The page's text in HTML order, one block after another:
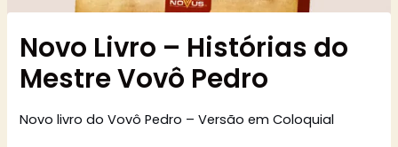
Novo Livro – Histórias do
Mestre Vovô Pedro
Novo livro do Vovô Pedro – Versão em Coloquial